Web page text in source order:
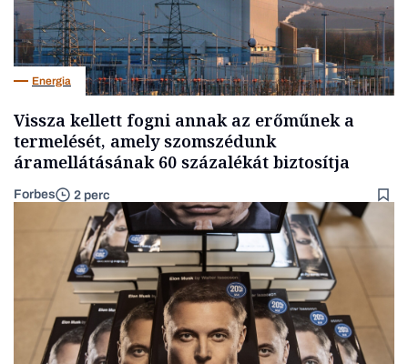
Energia
Vissza kellett fogni annak az erőműnek a
termelését, amely szomszédunk
áramellátásának 60 százalékát biztosítja
Forbes 2 perc